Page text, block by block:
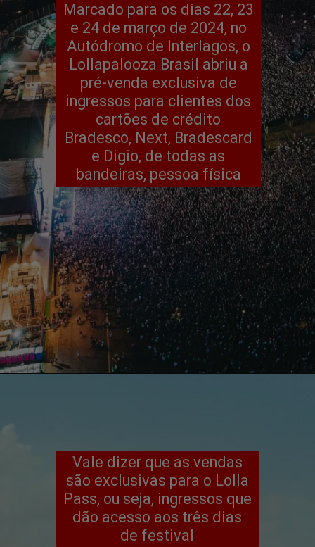
Marcado para os dias 22, 23
e 24 de março de 2024, no
Autódromo de Interlagos, o
Lollapalooza Brasil abriu a
pré-venda exclusiva de
ingressos para clientes dos
cartões de crédito
Bradesco, Next, Bradescard
e Digio, de todas as
bandeiras, pessoa física
Vale dizer que as vendas
são exclusivas para o Lolla
Pass, ou seja, ingressos que
dão acesso aos três dias
de festival